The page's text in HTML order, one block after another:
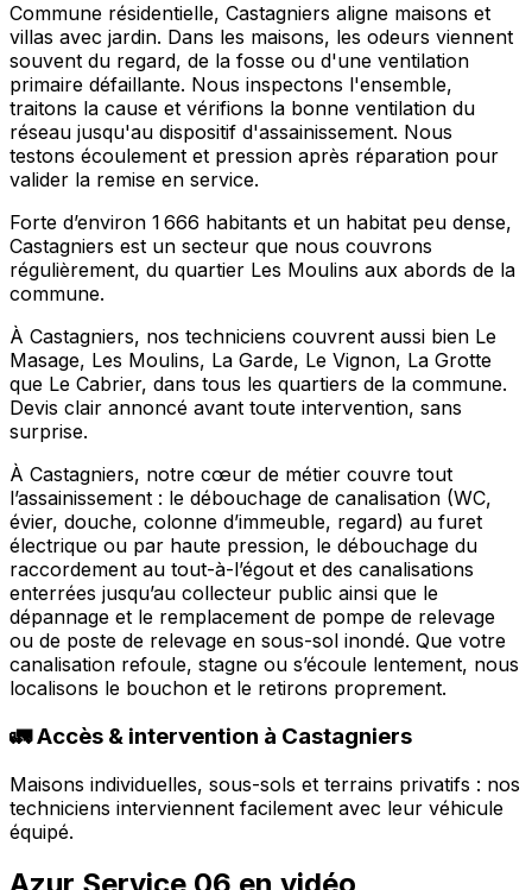
Commune résidentielle, Castagniers aligne maisons et
villas avec jardin. Dans les maisons, les odeurs viennent
souvent du regard, de la fosse ou d'une ventilation
primaire défaillante. Nous inspectons l'ensemble,
traitons la cause et vérifions la bonne ventilation du
réseau jusqu'au dispositif d'assainissement. Nous
testons écoulement et pression après réparation pour
valider la remise en service.
Forte d’environ 1 666 habitants et un habitat peu dense,
Castagniers est un secteur que nous couvrons
régulièrement, du quartier Les Moulins aux abords de la
commune.
À Castagniers, nos techniciens couvrent aussi bien Le
Masage, Les Moulins, La Garde, Le Vignon, La Grotte
que Le Cabrier, dans tous les quartiers de la commune.
Devis clair annoncé avant toute intervention, sans
surprise.
À Castagniers, notre cœur de métier couvre tout
l’assainissement : le débouchage de canalisation (WC,
évier, douche, colonne d’immeuble, regard) au furet
électrique ou par haute pression, le débouchage du
raccordement au tout-à-l’égout et des canalisations
enterrées jusqu’au collecteur public ainsi que le
dépannage et le remplacement de pompe de relevage
ou de poste de relevage en sous-sol inondé. Que votre
canalisation refoule, stagne ou s’écoule lentement, nous
localisons le bouchon et le retirons proprement.
🚛 Accès & intervention à Castagniers
Maisons individuelles, sous-sols et terrains privatifs : nos
techniciens interviennent facilement avec leur véhicule
équipé.